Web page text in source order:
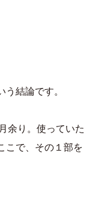
結論です。
余り。使っていた
こで、その１部を